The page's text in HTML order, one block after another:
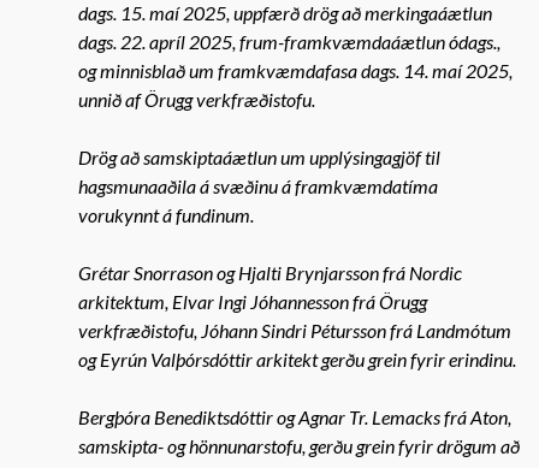
dags. 15. maí 2025, uppfærð drög að merkingaáætlun
dags. 22. apríl 2025, frum-framkvæmdaáætlun ódags.,
og minnisblað um framkvæmdafasa dags. 14. maí 2025,
unnið af Örugg verkfræðistofu.
Drög að samskiptaáætlun um upplýsingagjöf til
hagsmunaaðila á svæðinu á framkvæmdatíma
vorukynnt á fundinum.
Grétar Snorrason og Hjalti Brynjarsson frá Nordic
arkitektum, Elvar Ingi Jóhannesson frá Örugg
verkfræðistofu, Jóhann Sindri Pétursson frá Landmótum
og Eyrún Valþórsdóttir arkitekt gerðu grein fyrir erindinu.
Bergþóra Benediktsdóttir og Agnar Tr. Lemacks frá Aton,
samskipta- og hönnunarstofu, gerðu grein fyrir drögum að